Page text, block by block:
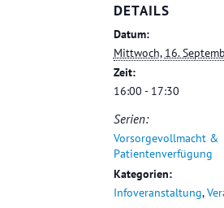
DETAILS
Datum:
Mittwoch, 16.
Zeit:
16:00 - 17:30
Serien:
Vorsorgevollmacht &
Patientenverfügung
Kategorien:
Infoveranstaltung,